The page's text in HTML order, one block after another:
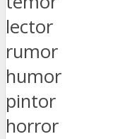
lector
rumor
humor
pintor
horror